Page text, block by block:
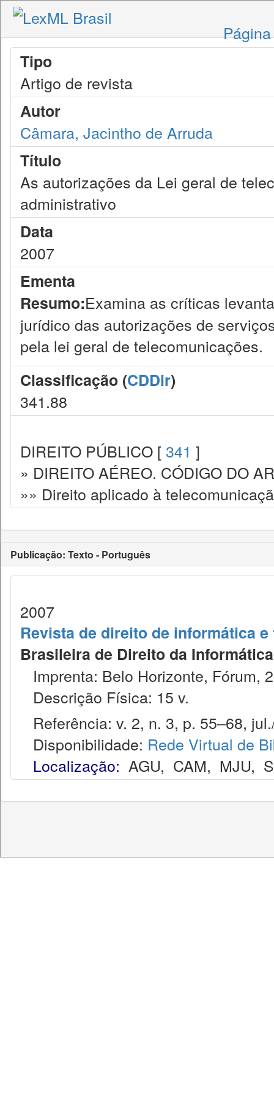
Tipo
Artigo de revista
Autor
Câmara, Jacintho de Arruda
Título
As autorizações da Lei geral de
administrativo
Data
2007
Ementa
Resumo:Examina as críticas
jurídico das autorizações de
pela lei geral de telecomunicações.
Classificação (CDDir)
341.88
DIREITO PÚBLICO [ 341 ]
» DIREITO AÉREO. CÓDIGO DO
»» Direito aplicado à
Publicação: Texto - Português
2007
Revista de direito de informática
Brasileira de Direito da
Imprenta: Belo Horizonte, Fórum,
Descrição Física: 15 v.
Referência: v. 2, n. 3, p. 55–68,
Disponibilidade: Rede Virtual de
Localização: AGU, CAM, MJU,